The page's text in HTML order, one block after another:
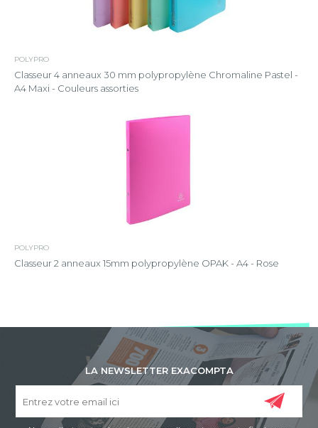
POLYPRO
Classeur 4 anneaux 30 mm polypropylène Chromaline Pastel -
A4 Maxi - Couleurs assorties
POLYPRO
Classeur 2 anneaux 15mm polypropylène OPAK - A4 - Rose
LA NEWSLETTER EXACOMPTA